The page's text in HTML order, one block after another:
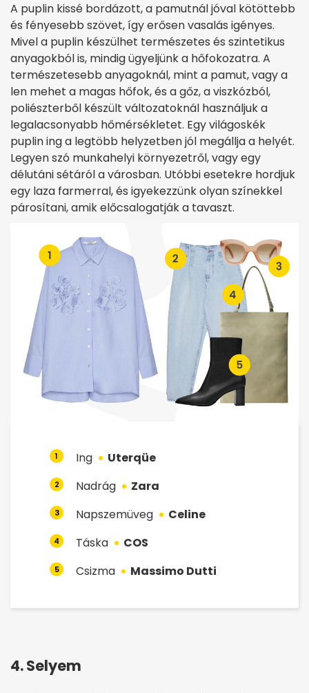
A puplin kissé bordázott, a pamutnál jóval kötöttebb
és fényesebb szövet, így erősen vasalás igényes.
Mivel a puplin készülhet természetes és szintetikus
anyagokból is, mindig ügyeljünk a hőfokozatra. A
természetesebb anyagoknál, mint a pamut, vagy a
len mehet a magas hőfok, és a gőz, a viszkózból,
poliészterből készült változatoknál használjuk a
legalacsonyabb hőmérsékletet. Egy világoskék
puplin ing a legtöbb helyzetben jól megállja a helyét.
Legyen szó munkahelyi környezetről, vagy egy
délutáni sétáról a városban. Utóbbi esetekre hordjuk
egy laza farmerral, és igyekezzünk olyan színekkel
párosítani, amik előcsalogatják a tavaszt.
1 Ing Uterqüe
2 Nadrág Zara
3 Napszemüveg Celine
4 Táska COS
5 Csizma Massimo Dutti
4. Selyem